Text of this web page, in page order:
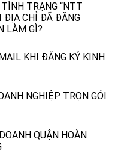
TRẠNG “NTT
ĐỊA CHỈ ĐÃ ĐĂNG
LÀM GÌ?
KHI ĐĂNG KÝ KINH
NGHIỆP TRỌN GÓI
QUẬN HOÀN